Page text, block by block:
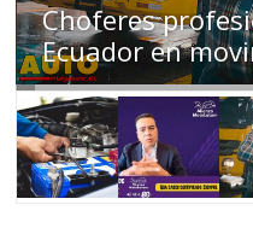
Choferes
Ecuador en